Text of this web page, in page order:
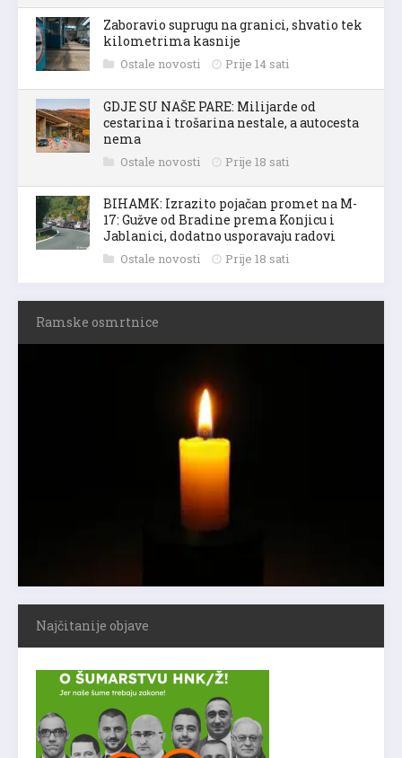
Zaboravio suprugu na granici, shvatio tek
kilometrima kasnije
Ostale novosti Prije 14 sati
GDJE SU NAŠE PARE: Milijarde od
cestarina i trošarina nestale, a autocesta
nema
Ostale novosti Prije 18 sati
BIHAMK: Izrazito pojačan promet na M-
17: Gužve od Bradine prema Konjicu i
Jablanici, dodatno usporavaju radovi
Ostale novosti Prije 18 sati
Ramske osmrtnice
Najčitanije objave